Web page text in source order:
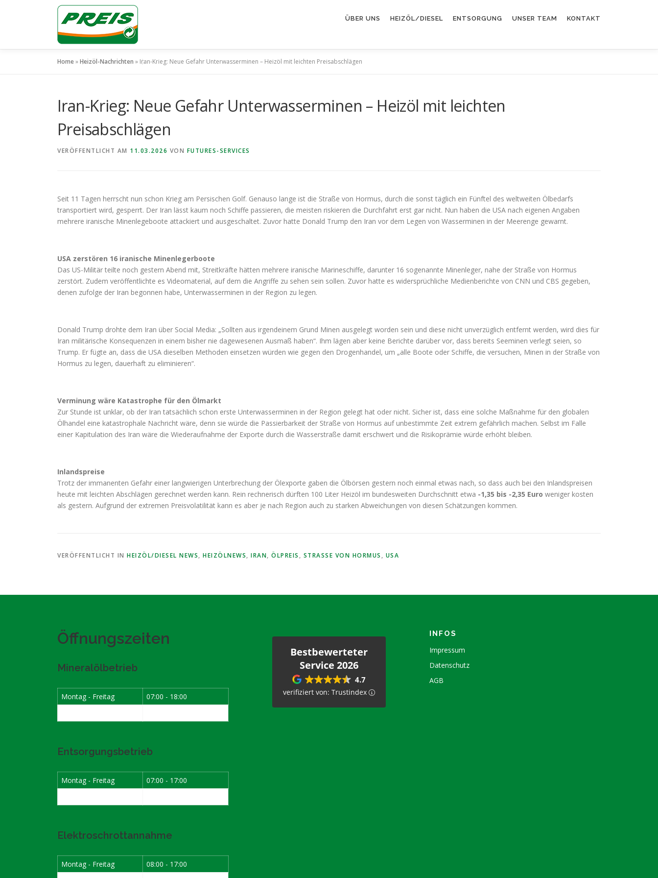
ÜBER UNS HEIZÖL/DIESEL ENTSORGUNG UNSER TEAM KONTAKT
Home»Heizöl-Nachrichten » Iran-Krieg: Neue Gefahr Unterwasserminen – Heizöl mit leichten Preisabschlägen
Iran-Krieg: Neue Gefahr Unterwasserminen – Heizöl mit leichten
Preisabschlägen
VERÖFFENTLICHT AM 11.03.2026 VON FUTURES-SERVICES
Seit 11 Tagen herrscht nun schon Krieg am Persischen Golf. Genauso lange ist die Straße von Hormus, durch die sonst täglich ein Fünftel des weltweiten Ölbedarfs
transportiert wird, gesperrt. Der Iran lässt kaum noch Schiffe passieren, die meisten riskieren die Durchfahrt erst gar nicht. Nun haben die USA nach eigenen Angaben
mehrere iranische Minenlegeboote attackiert und ausgeschaltet. Zuvor hatte Donald Trump den Iran vor dem Legen von Wasserminen in der Meerenge gewarnt.
USA zerstören 16 iranische Minenlegerboote
Das US-Militär teilte noch gestern Abend mit, Streitkräfte hätten mehrere iranische Marineschiffe, darunter 16 sogenannte Minenleger, nahe der Straße von Hormus
zerstört. Zudem veröffentlichte es Videomaterial, auf dem die Angriffe zu sehen sein sollen. Zuvor hatte es widersprüchliche Medienberichte von CNN und CBS gegeben,
denen zufolge der Iran begonnen habe, Unterwasserminen in der Region zu legen.
Donald Trump drohte dem Iran über Social Media: „Sollten aus irgendeinem Grund Minen ausgelegt worden sein und diese nicht unverzüglich entfernt werden, wird dies für
Iran militärische Konsequenzen in einem bisher nie dagewesenen Ausmaß haben“. Ihm lägen aber keine Berichte darüber vor, dass bereits Seeminen verlegt seien, so
Trump. Er fügte an, dass die USA dieselben Methoden einsetzen würden wie gegen den Drogenhandel, um „alle Boote oder Schiffe, die versuchen, Minen in der Straße von
Hormus zu legen, dauerhaft zu eliminieren“.
Verminung wäre Katastrophe für den Ölmarkt
Zur Stunde ist unklar, ob der Iran tatsächlich schon erste Unterwasserminen in der Region gelegt hat oder nicht. Sicher ist, dass eine solche Maßnahme für den globalen
Ölhandel eine katastrophale Nachricht wäre, denn sie würde die Passierbarkeit der Straße von Hormus auf unbestimmte Zeit extrem gefährlich machen. Selbst im Falle
einer Kapitulation des Iran wäre die Wiederaufnahme der Exporte durch die Wasserstraße damit erschwert und die Risikoprämie würde erhöht bleiben.
Inlandspreise
Trotz der immanenten Gefahr einer langwierigen Unterbrechung der Ölexporte gaben die Ölbörsen gestern noch einmal etwas nach, so dass auch bei den Inlandspreisen
heute mit leichten Abschlägen gerechnet werden kann. Rein rechnerisch dürften 100 Liter Heizöl im bundesweiten Durchschnitt etwa -1,35 bis -2,35 Euro weniger kosten
als gestern. Aufgrund der extremen Preisvolatilität kann es aber je nach Region auch zu starken Abweichungen von diesen Schätzungen kommen.
VERÖFFENTLICHT IN HEIZÖL/DIESEL NEWS, HEIZÖLNEWS, IRAN, ÖLPREIS , STRASSE VON HORMUS , USA
Öffnungszeiten
Mineralölbetrieb
Montag - Freitag
07:00 - 18:00
Entsorgungsbetrieb
Montag - Freitag
07:00 - 17:00
Elektroschrottannahme
Montag - Freitag
08:00 - 17:00
Bestbewerteter
Service 2026
4.7
verifiziert von: Trustindex
INFOS
Impressum
Datenschutz
AGB